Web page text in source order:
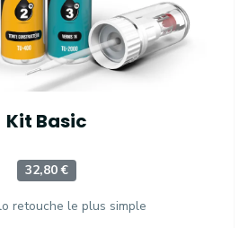
Kit Basic
32,80 €
retouche le plus simple